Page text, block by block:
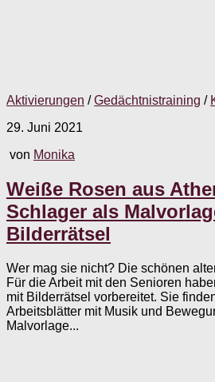
Aktivierungen /Gedächtnistraining /
29. Juni 2021
von Monika
Weiße Rosen aus
Schlager als
Bilderrätsel
Wer mag sie nicht? Die schönen
Für die Arbeit mit den Senioren
mit Bilderrätsel vorbereitet. Sie
Arbeitsblätter mit Musik und
Malvorlage...